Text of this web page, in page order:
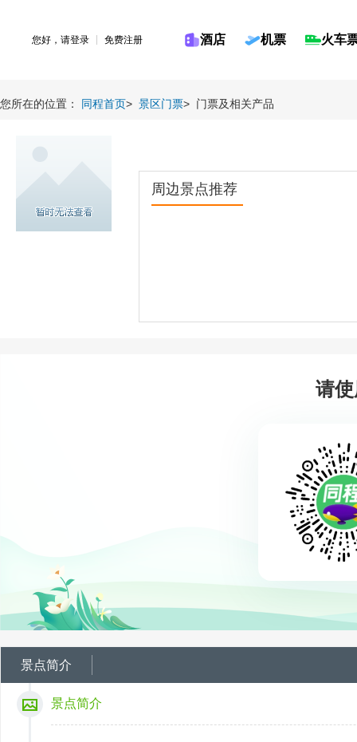
您好，请登录 免费注册 酒店 机票 火车
您所在的位置： 同程首页> 景区门票> 门票及相关产品
周边景点推荐
请
景点简介
景点简介